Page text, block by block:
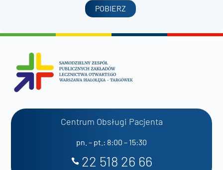
POBIERZ
Centrum Obsługi Pacjenta
pn. – pt.: 8:00 – 15:30
22 518 26 66